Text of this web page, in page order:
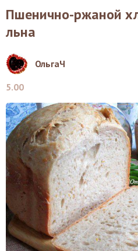
Пшенично-ржаной
льна
ОльгаЧ
5.00